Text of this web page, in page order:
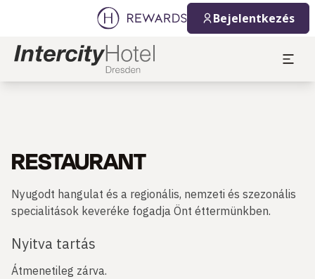
Bejelentkezés
RESTAURANT
Nyugodt hangulat és a regionális, nemzeti és szezonális
specialitások keveréke fogadja Önt éttermünkben.
Nyitva tartás
Átmenetileg zárva.